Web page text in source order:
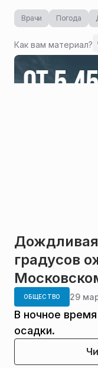
Врачи Погода
Как вам материал?
градусов
ОБЩЕСТВО 29
В ночное
осадки.